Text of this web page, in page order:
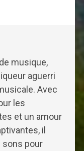
musique,
aguerri
Avec
les
et un amour
il
sons pour